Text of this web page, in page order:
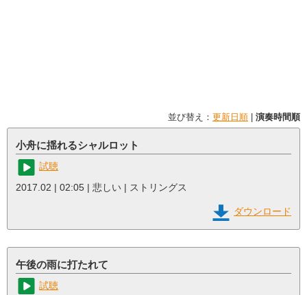
並び替え： 更新日順 演奏時間順
小舟に揺れるシャルロット
試聴
2017.02 | 02:05 | 悲しい | ストリングス
ダウンロード
午後の雨に打たれて
試聴